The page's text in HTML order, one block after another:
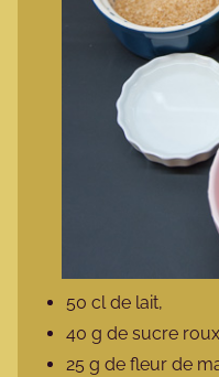
50 cl de lait,
40 g de sucre
25 g de fleur de